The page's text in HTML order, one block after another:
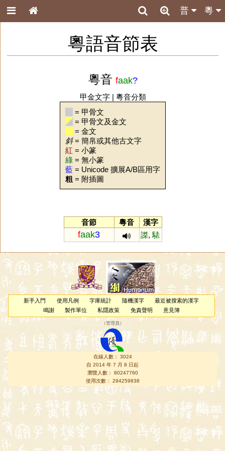
粵
普
粵語音節表
粵音 faak?
甲金文字| 粵音分類
= 甲骨文
= 甲骨文及金文
= 金文
斜= 簡帛或其他古文字
紅 = 小篆
綠 = 無小篆
藍 = Unicode 擴展A/B區用字
粗 = 附插圖
音節 粵音 漢字
faak3 謋,騞
新手入門 使用凡例 字庫統計 隨機漢字
最近被搜索的漢字
鳴謝
製作單位 私隱政策 免責聲明 意見簿
（管理員 ）
在線人數： 3024
自 2014 年 7 月 8 日起
瀏覽人數： 80247760
使用次數： 294259838